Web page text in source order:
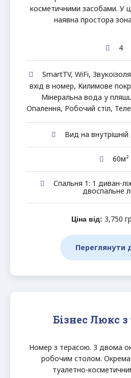
косметичними засобами. У
наявна простора
4
SmartTV, WiFi,
вхід в номер, Килимове
Мінеральна вода у
Опалення, Робочий стіл,
Вид на внутрішній
60м²
Спальня 1: 1 диван-
двоспальне
Ціна від: 3,750
Переглянути
Бізнес Люкс
Номер з терасою. З двома
робочим столом. Окрема
туалетно-